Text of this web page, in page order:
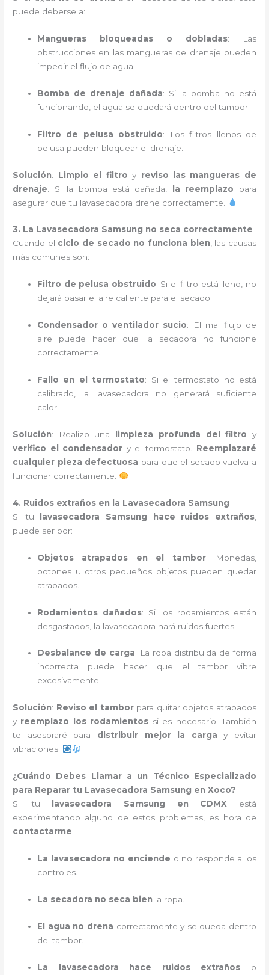
puede deberse a:
Mangueras bloqueadas o dobladas: Las
obstrucciones en las mangueras de drenaje pueden
impedir el flujo de agua.
Bomba de drenaje dañada: Si la bomba no está
funcionando, el agua se quedará dentro del tambor.
Filtro de pelusa obstruido: Los filtros llenos de
pelusa pueden bloquear el drenaje.
Solución: Limpio el filtro y reviso las mangueras de
drenaje . Si la bomba está dañada, la reemplazo para
asegurar que tu lavasecadora drene correctamente.
3. La Lavasecadora Samsung no seca correctamente
Cuando el ciclo de secado no funciona bien, las causas
más comunes son:
Filtro de pelusa obstruido: Si el filtro está lleno, no
dejará pasar el aire caliente para el secado.
Condensador o ventilador sucio: El mal flujo de
aire puede hacer que la secadora no funcione
correctamente.
Fallo en el termostato: Si el termostato no está
calibrado, la lavasecadora no generará suficiente
calor.
Solución: Realizo una limpieza profunda del filtro y
verifico el condensador y el termostato. Reemplazaré
cualquier pieza defectuosa para que el secado vuelva a
funcionar correctamente.
4. Ruidos extraños en la Lavasecadora Samsung
Si tu
lavasecadora Samsung hace ruidos extraños,
puede ser por:
Objetos atrapados en el tambor: Monedas,
botones u otros pequeños objetos pueden quedar
atrapados.
Rodamientos dañados: Si los rodamientos están
desgastados, la lavasecadora hará ruidos fuertes.
Desbalance de carga: La ropa distribuida de forma
incorrecta puede hacer que el tambor vibre
excesivamente.
Solución: Reviso el tamborpara quitar objetos atrapados
y reemplazo los rodamientos si es necesario. También
te asesoraré para distribuir mejor la carga y evitar
vibraciones.
¿Cuándo Debes Llamar a un Técnico Especializado
para Reparar tu Lavasecadora Samsung en Xoco?
Si tu
lavasecadora Samsung en CDMX está
experimentando alguno de estos problemas, es hora de
contactarme:
La lavasecadora no enciende o no responde a los
controles.
La secadora no seca bien la ropa.
El agua no drena correctamente y se queda dentro
del tambor.
La lavasecadora hace ruidos extraños o